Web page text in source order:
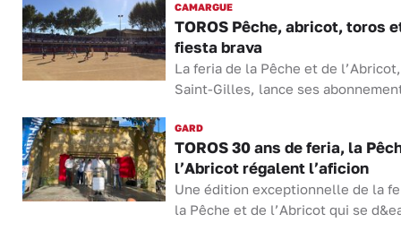
CAMARGUE
TOROS Pêche, abricot, toros
fiesta brava
La feria de la Pêche et de
Saint-Gilles, lance ses
GARD
TOROS 30 ans de feria, la
l’Abricot régalent l’aficion
Une édition exceptionnelle de la
la Pêche et de l’Abricot qui se